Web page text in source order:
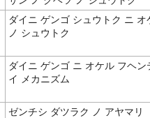
ダイニ ゲンゴ シュウトク ニ
ノ シュウトク
ダイニ ゲンゴ ニ オケル フヘ
イ メカニズム
ゼンチシ ダツラク ノ アヤマリ